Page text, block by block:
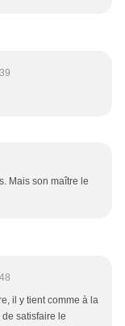
Mais son maître le
il y tient comme à la
satisfaire le